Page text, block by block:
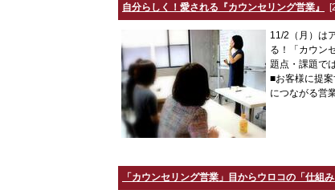
自分らしく！愛される『カウンセリング営業』
11/2（月）は
る！「カウン
題点・課題で
■お客様に提
につながる営
「カウンセリング営業」目からウロコの「仕組み